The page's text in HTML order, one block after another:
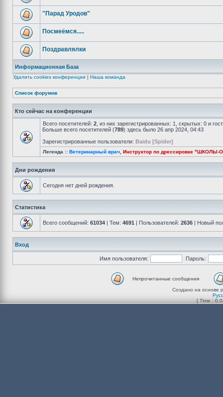
"Парад Уродов"
Посмеёмся.....
Поздравлялки
Информационная База
Удалить cookies конференции | Наша команда
Список форумов
Кто сейчас на конференции
Всего посетителей: 2 , из них зарегистрированных: 1, скрытых: 0 и
Больше всего посетителей (789) здесь было 26 апр 2024, 04:43
Зарегистрированные пользователи: Baidu [Spider]
Легенда :: Ветеринарный врач Инструктор по дрессировке "ШКОЛЫ-
Дни рождения
Сегодня нет дней рождения.
Статистика
Всего сообщений: 61034 | Тем: 4691 | Пользователей: 2636 | Новый
Вход
Имя пользователя: Пароль:
Непрочитанные сообщения
Создано на основе
[ Time :